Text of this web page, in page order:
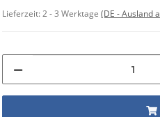
Lieferzeit:2 - 3 Werktage(DE - Ausland